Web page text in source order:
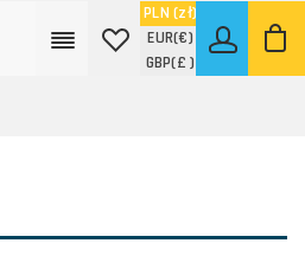
PLN (zł)
EUR(€)
GBP(£ )